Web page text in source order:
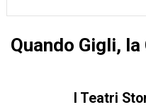
Quando Gigli,
I Teatri